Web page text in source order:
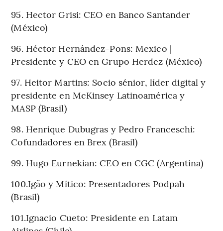
95. Hector Grisi: CEO en Banco Santander
(México)
96. Héctor Hernández-Pons: Mexico |
Presidente y CEO en Grupo Herdez (México)
97. Heitor Martins: Socio sénior, líder digital y
presidente en McKinsey Latinoamérica y
MASP (Brasil)
98. Henrique Dubugras y Pedro Franceschi:
Cofundadores en Brex (Brasil)
99. Hugo Eurnekian: CEO en CGC (Argentina)
100.Igão y Mítico: Presentadores Podpah
(Brasil)
101.Ignacio Cueto: Presidente en Latam